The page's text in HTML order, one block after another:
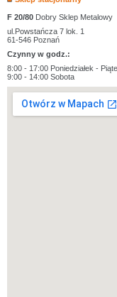
F 20/80 Dobry Sklep Metalowy
ul.Powstańcza 7 lok. 1
61-546 Poznań
Czynny w godz.:
8:00 - 17:00 Poniedziałek -
9:00 - 14:00 Sobota